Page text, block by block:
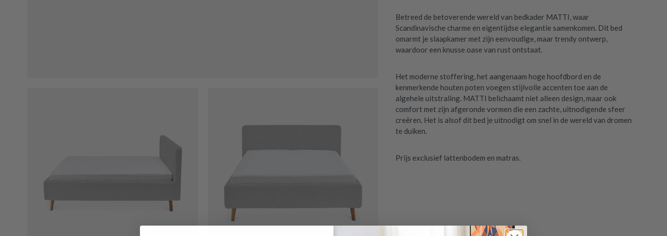
Betreed de betoverende wereld van bedkader MATTI, waar
Scandinavische charme en eigentijdse elegantie samenkomen. Dit bed
omarmt je slaapkamer met zijn eenvoudige, maar trendy ontwerp,
waardoor een knusse oase van rust ontstaat.
Het moderne stoffering, het aangenaam hoge hoofdbord en de
kenmerkende houten poten voegen stijlvolle accenten toe aan de
algehele uitstraling. MATTI belichaamt niet alleen design, maar ook
comfort met zijn afgeronde vormen die een zachte, uitnodigende sfeer
creëren. Het is alsof dit bed je uitnodigt om snel in de wereld van dromen
te duiken.
Prijs exclusief lattenbodem en matras.